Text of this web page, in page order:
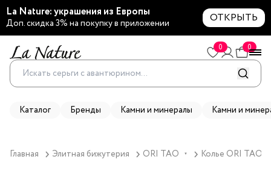
La Nature: украшения из Европы
Доп. скидка 3% на покупку в приложении ОТКРЫТЬ
0 0
Каталог Бренды Камни и минералы Камни и
Главная Элитная бижутерия ORI TAO ▼ Колье ORI TAO,